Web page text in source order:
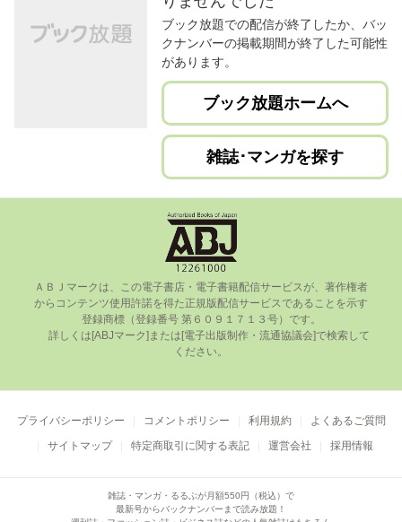
ブック放題での配信が終了したか、バッ
クナンバーの掲載期間が終了した可能性
があります。
ブック放題ホームへ
雑誌･マンガを探す
ＡＢＪマークは、この電⼦書店・電⼦書籍配信サービスが、著作権者
からコンテンツ使⽤許諾を得た正規版配信サービスであることを⽰す
登録商標（登録番号 第６０９１７１３号）です。
ください。
プライバシーポリシー コメントポリシー 利用規約
よくあるご質問
サイトマップ
特定商取引に関する表記 運営会社 採用情報
雑誌・マンガ・るるぶが月額550円（税込）で
最新号からバックナンバーまで読み放題！